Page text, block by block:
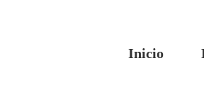
Inicio